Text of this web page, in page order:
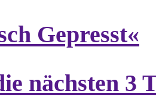
Gepresst«
nächsten 3